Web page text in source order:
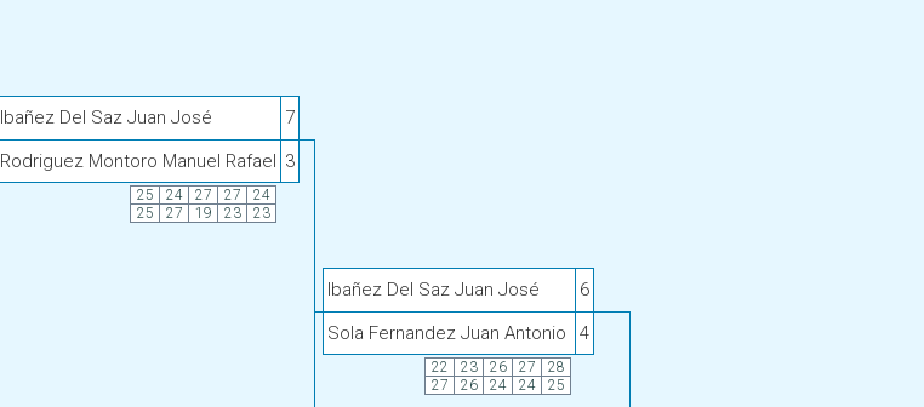
Ibañez Del Saz Juan José
7
Rodriguez Montoro Manuel Rafael 3
25 24 27 27
24
25
27 19 23 23
Ibañez Del Saz Juan José
6
Sola Fernandez Juan Antonio
4
22 23 26 27
28
27
26 24 24 25